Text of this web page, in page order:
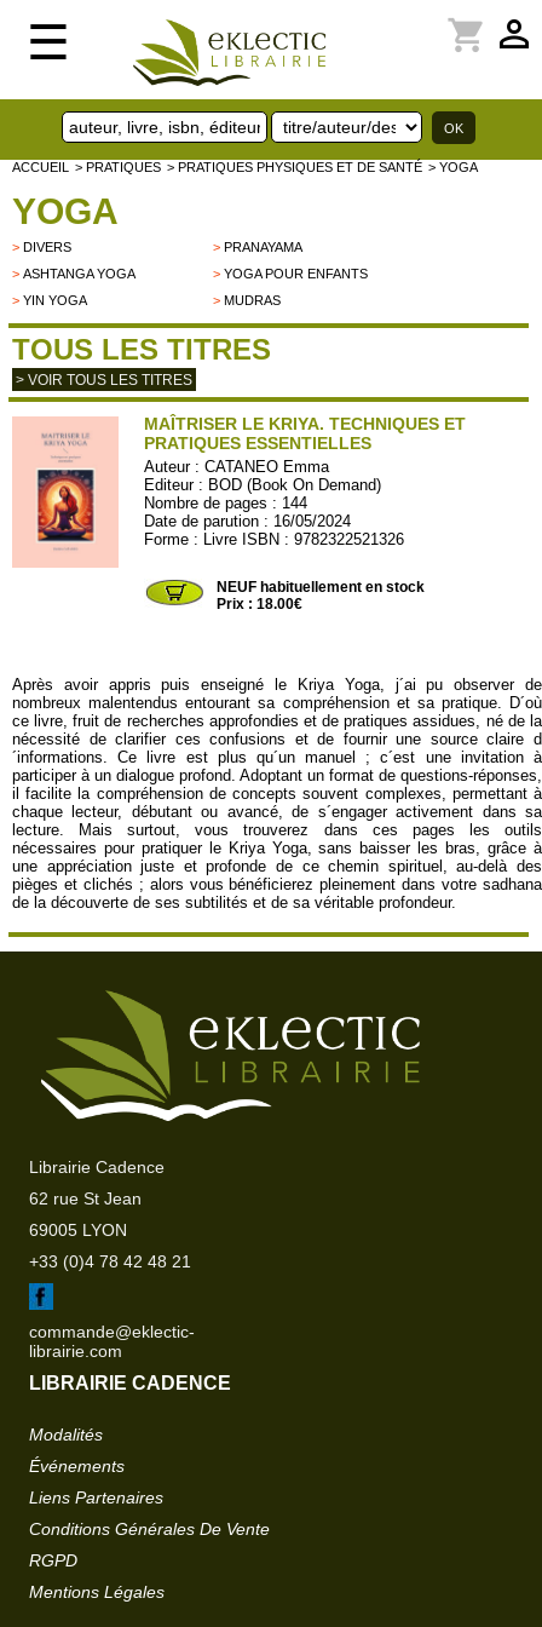
☰ perm_identity
shopping_cart
ACCUEIL > PRATIQUES > PRATIQUES PHYSIQUES ET DE SANTÉ > YOGA
YOGA
> DIVERS >PRANAYAMA
> ASHTANGA YOGA >YOGA POUR ENFANTS
> YIN YOGA >MUDRAS
TOUS LES TITRES
> VOIR TOUS LES TITRES
MAÎTRISER LE KRIYA. TECHNIQUES ET
PRATIQUES ESSENTIELLES
Auteur :CATANEO Emma
Editeur : BOD (Book On Demand)
Nombre de pages : 144
Date de parution : 16/05/2024
Forme : Livre ISBN : 9782322521326
NEUF habituellement en stock
Prix : 18.00€
Après avoir appris puis enseigné le Kriya Yoga, j´ai pu observer de
nombreux malentendus entourant sa compréhension et sa pratique. D´où
ce livre, fruit de recherches approfondies et de pratiques assidues, né de la
nécessité de clarifier ces confusions et de fournir une source claire d
´informations. Ce livre est plus qu´un manuel ; c´est une invitation à
participer à un dialogue profond. Adoptant un format de questions-réponses,
il facilite la compréhension de concepts souvent complexes, permettant à
chaque lecteur, débutant ou avancé, de s´engager activement dans sa
lecture. Mais surtout, vous trouverez dans ces pages les outils
nécessaires pour pratiquer le Kriya Yoga, sans baisser les bras, grâce à
une appréciation juste et profonde de ce chemin spirituel, au-delà des
pièges et clichés ; alors vous bénéficierez pleinement dans votre sadhana
de la découverte de ses subtilités et de sa véritable profondeur.
Librairie Cadence
62 rue St Jean
69005 LYON
+33 (0)4 78 42 48 21
commande@eklectic-
librairie.com
LIBRAIRIE CADENCE
Modalités
Événements
Liens Partenaires
Conditions Générales De Vente
RGPD
Mentions Légales